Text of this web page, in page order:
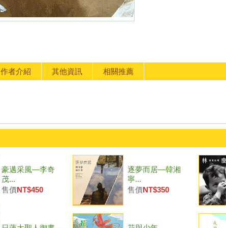
作者介紹 其他資訊 相關推薦
豪邁采風—李奇
茂...
售價NT$450
逐夢而居—韓湘
寧...
售價NT$350